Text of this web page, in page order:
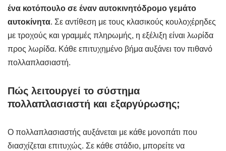
ένα κοτόπουλο σε έναν αυτοκινητόδρομο γεμάτο
αυτοκίνητα. Σε αντίθεση με τους κλασικούς κουλοχέρηδες
με τροχούς και γραμμές πληρωμής, η εξέλιξη είναι λωρίδα
προς λωρίδα. Κάθε επιτυχημένο βήμα αυξάνει τον πιθανό
πολλαπλασιαστή.
Πώς λειτουργεί το σύστημα
πολλαπλασιαστή και εξαργύρωσης;
Ο πολλαπλασιαστής αυξάνεται με κάθε μονοπάτι που
διασχίζεται επιτυχώς. Σε κάθε στάδιο, μπορείτε να